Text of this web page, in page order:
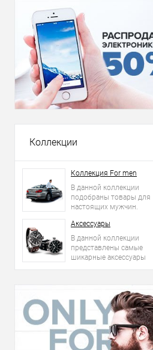
Коллекции
Коллекция For men
В данной коллекции
подобраны товары для
настоящих мужчин.
Аксессуары
В данной коллекции
представлены самые
шикарные аксессуары